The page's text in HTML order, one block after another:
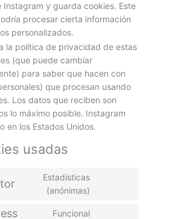
Instagram y guarda cookies. Este
procesar cierta información
personalizados.
la política de privacidad de estas
(que puede cambiar
para saber que hacen con
que procesan usando
Los datos que reciben son
lo máximo posible. Instagram
en los Estados Unidos.
usadas
Estadísticas
(anónimas)
Funcional